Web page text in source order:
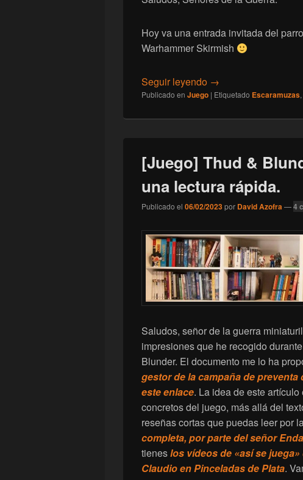
Hoy va una entrada invitada del
Warhammer Skirmish
Seguir leyendo [Warhammer] 20
→
Publicado en Juego | Etiquetado Escaramuzas,
[Juego] Thud &
una lectura rápida.
Publicado el 06/02/2023por David Azofra—4
Saludos, señor de la guerra
impresiones que he recogido
Blunder. El documento me lo ha
gestor de la campaña de
este enlace. La idea de este
concretos del juego, más allá del
reseñas cortas que puedas leer por
completa, por parte del señor
tieneslos vídeos de «así se
Claudio en Pinceladas de Plata.